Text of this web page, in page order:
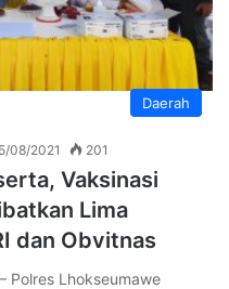
Daerah
08/2021 201
Vaksinasi
Lima
dan Obvitnas
Polres Lhokseumawe